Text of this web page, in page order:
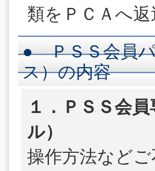
類をＰＣＡへ
● ＰＳＳ会員パ
ス）の内容
１．ＰＳＳ会
ル）
操作方法など